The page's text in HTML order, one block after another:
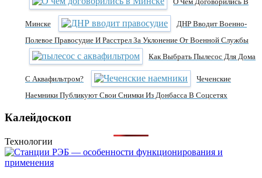
Минске
ДНР Вводит Военно-
Полевое Правосудие И Расстрел За Уклонение От Военной Службы
Как Выбрать Пылесос Для Дома
С Аквафильтром?
Чеченские
Наемники Публикуют Свои Снимки Из Донбасса В Соцсетях
Калейдоскоп
Технологии